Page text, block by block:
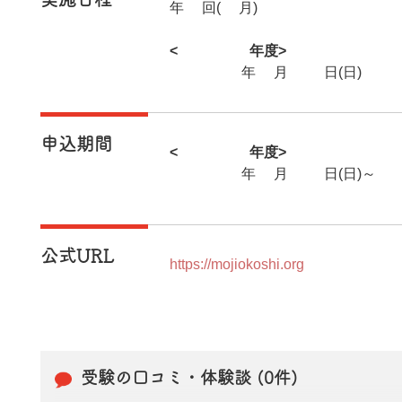
年1回(5月)
<2026年度>
2026年5月17日(日)
申込期間
<2026年度>
2026年1月11日(日)～
公式URL https://mojiokoshi.org
受験の口コミ・体験談 (0件)